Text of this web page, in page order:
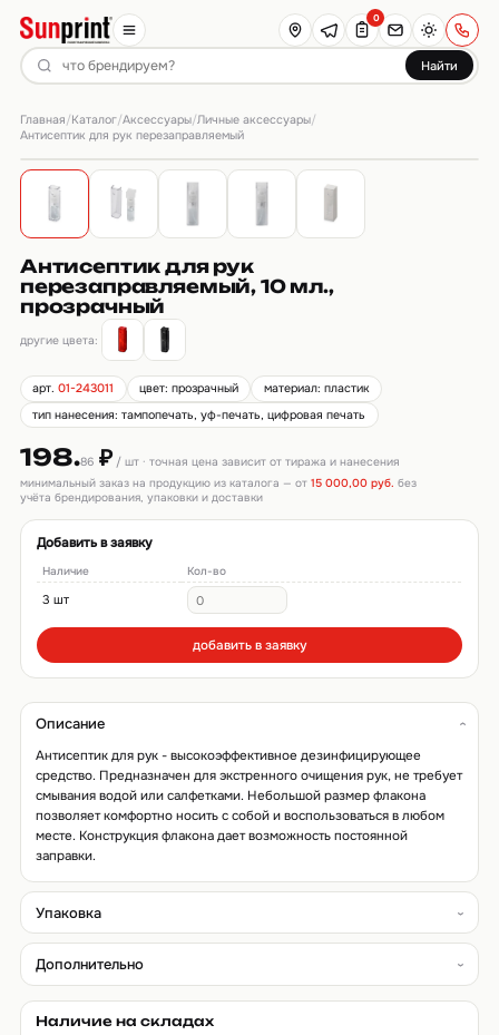
Найти
0
Главная/Каталог/Аксессуары/Личные аксессуары/
Антисептик для рук перезаправляемый
Антисептик для рук
перезаправляемый, 10 мл.,
прозрачный
другие цвета:
арт.01-243011 цвет: прозрачный
материал: пластик
тип нанесения: тампопечать, уф-печать, цифровая печать
198.86₽/ шт · точная цена зависит от тиража и нанесения
минимальный заказ на продукцию из каталога — от 15 000,00 руб. без
учёта брендирования, упаковки и доставки
Добавить в заявку
Наличие Кол-во
3 шт
добавить в заявку
Описание
Антисептик для рук - высокоэффективное дезинфицирующее
средство. Предназначен для экстренного очищения рук, не требует
смывания водой или салфетками. Небольшой размер флакона
позволяет комфортно носить с собой и воспользоваться в любом
месте. Конструкция флакона дает возможность постоянной
заправки.
Упаковка
Дополнительно
Наличие на складах